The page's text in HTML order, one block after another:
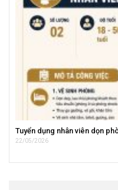
Tuyển dụng nhân viên dọn
22/05/2026